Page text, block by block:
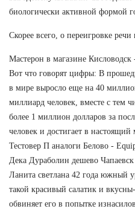
биологически активной формой
Скорее всего, о переигровке
Мастерон в магазине
Вот что говорят цифры: В
в мире выросло еще на 40
миллиард человек, вместе с тем
более 1 миллион долларов за
человек и достигает в
Тестовер П аналоги Белово -
Дека Дураболин дешево
Ланита светлана 42 года южный
такой красивый салатик и
обвиняет его в попытке